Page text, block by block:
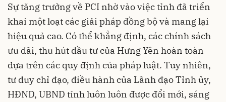
Sự tăng trưởng về PCI nhờ vào việc tỉnh đã triển
khai một loạt các giải pháp đồng bộ và mang lại
hiệu quả cao. Có thể khẳng định, các chính sách
ưu đãi, thu hút đầu tư của Hưng Yên hoàn toàn
dựa trên các quy định của pháp luật. Tuy nhiên,
tư duy chỉ đạo, điều hành của Lãnh đạo Tỉnh ủy,
HĐND, UBND tỉnh luôn luôn được đổi mới, sáng